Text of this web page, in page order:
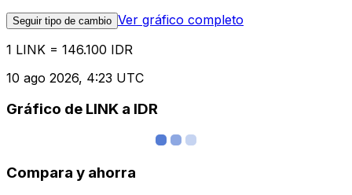
Seguir tipo de cambio Ver gráfico completo
1 LINK = 146.100 IDR
10 ago 2026, 4:23 UTC
Gráfico de LINK a IDR
Compara y ahorra